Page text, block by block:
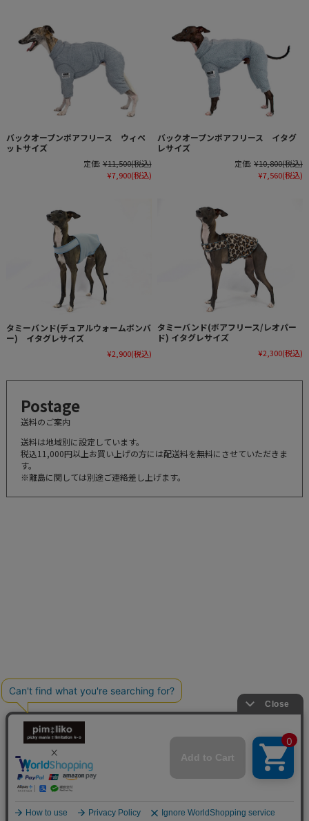
バックオープンボアフリース ウィペ
ットサイズ
定価: ¥11,500(税込)
¥7,900(税込)
バックオープンボアフリース イタグ
レサイズ
定価: ¥10,800(税込)
¥7,560(税込)
タミーバンド(デュアルウォームボンバ
ー) イタグレサイズ
¥2,900(税込)
タミーバンド(ボアフリース/レオパー
ド) イタグレサイズ
¥2,300(税込)
Postage
送料のご案内
送料は地域別に設定しています。
税込11,000円以上お買い上げの方には配送料を無料にさせていただきま
す。
※離島に関しては別途ご連絡差し上げます。